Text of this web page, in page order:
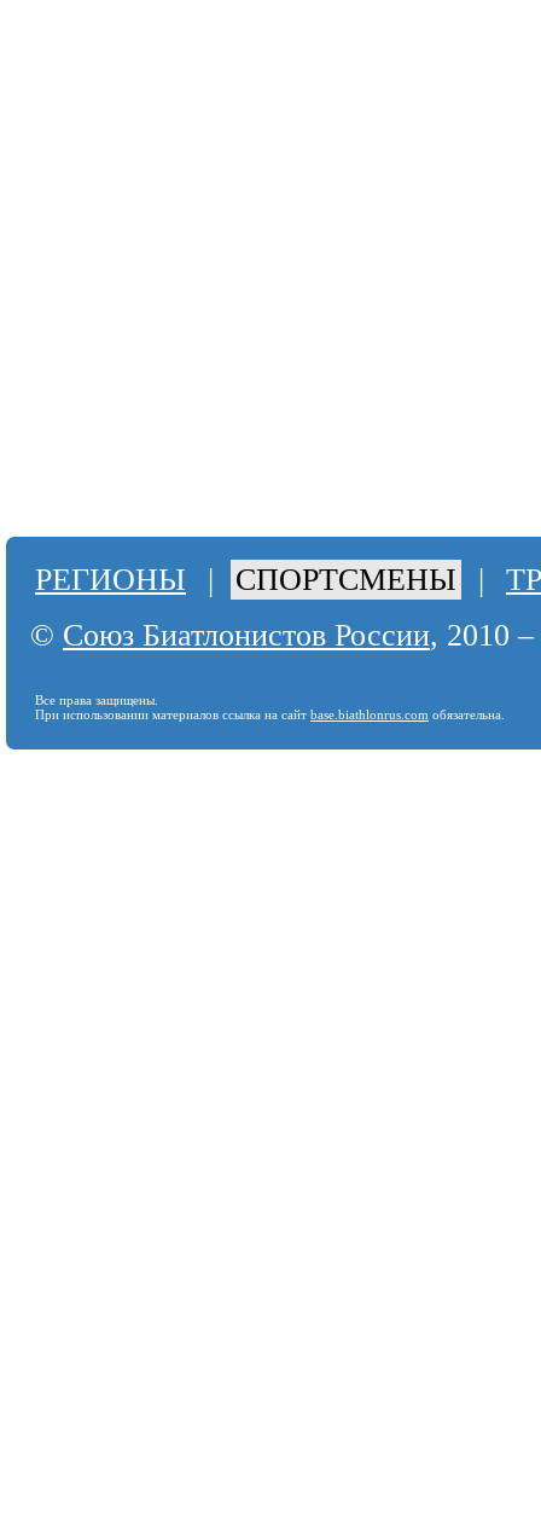
РЕГИОНЫ | СПОРТСМЕНЫ |
© Союз Биатлонистов России, 2010
Все права защищены.
При использовании материалов ссылка на сайт base.biathlonrus.com обязательна.